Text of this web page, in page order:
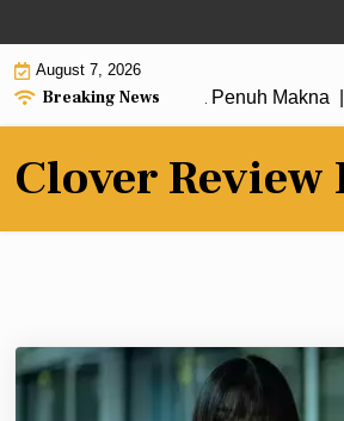
to
contentAugust 7, 2026
Breaking News
dengan Alur Cerita Penuh Makna |
Clover